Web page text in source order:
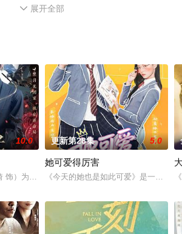
 展开全部
给父亲庆祝寿辰欢喜下山，不料刚回府就再次遭
10.0
饰）为爱隐姓埋名，打工养活渣男叶云洲（李是
更新第28集 5.0
她可爱得厉害
《今天的她也是如此可爱》是一部都